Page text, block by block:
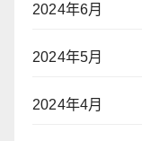
2024年6月
2024年5月
2024年4月